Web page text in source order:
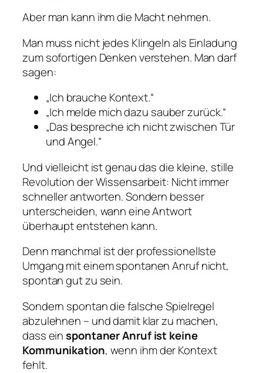
Aber man kann ihm die Macht nehmen.
Man muss nicht jedes Klingeln als Einladung
zum sofortigen Denken verstehen. Man darf
sagen:
„Ich brauche Kontext.“
„Ich melde mich dazu sauber zurück.“
„Das bespreche ich nicht zwischen Tür
und Angel.“
Und vielleicht ist genau das die kleine, stille
Revolution der Wissensarbeit: Nicht immer
schneller antworten. Sondern besser
unterscheiden, wann eine Antwort
überhaupt entstehen kann.
Denn manchmal ist der professionellste
Umgang mit einem spontanen Anruf nicht,
spontan gut zu sein.
Sondern spontan die falsche Spielregel
abzulehnen – und damit klar zu machen,
dass einspontaner Anruf ist keine
Kommunikation, wenn ihm der Kontext
fehlt.